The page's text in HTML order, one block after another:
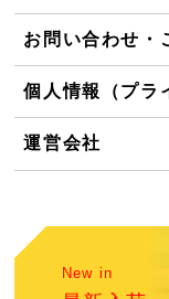
お問い合わせ・
個人情報（プラ
運営会社
New in